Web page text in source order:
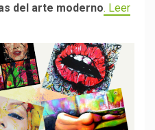
del arte moderno. Leer